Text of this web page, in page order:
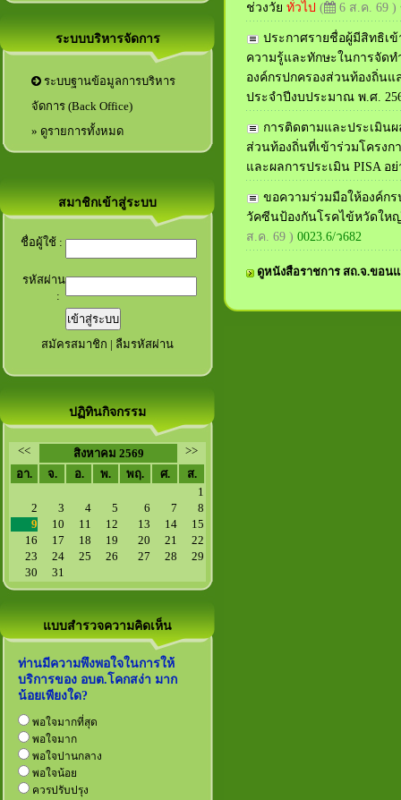
ระบบบริหารจัดการ
ระบบฐานข้อมูลการบริหาร
จัดการ (Back Office)
» ดูรายการทั้งหมด
สมาชิกเข้าสู่ระบบ
ชื่อผู้ใช้ :
รหัสผ่าน
:
สมัครสมาชิก | ลืมรหัสผ่าน
ปฏิทินกิจกรรม
<< สิงหาคม 2569
>>
อา.
จ. อ. พ. พฤ. ศ.
ส.
1
2
3 4 5 6 7
8
9
10 11 12 13 14
15
16
17 18 19 20 21
22
23
24 25 26 27 28
29
30
31
แบบสำรวจความคิดเห็น
ท่านมีความพึงพอใจในการให้
บริการของ อบต.โคกสง่า มาก
น้อยเพียงใด?
พอใจมากที่สุด
พอใจมาก
พอใจปานกลาง
พอใจน้อย
ควรปรับปรุง
ช่วงวัย ทั่วไป ( 6 ส.ค. 69 )
ประกาศรายชื่อผู้มีสิทธิเข้
ความรู้และทักษะในการจัด
องค์กรปกครองส่วนท้องถิ่น
ประจำปีงบประมาณ พ.ศ.
การติดตามและประเมิน
ส่วนท้องถิ่นที่เข้าร่วมโครง
และผลการประเมิน PISA อ
ขอความร่วมมือให้องค์ก
วัคซีนป้องกันโรคไข้หวัดให
ส.ค. 69 ) 0023.6/ว682
ดูหนังสือราชการ สถ.จ.ขอน